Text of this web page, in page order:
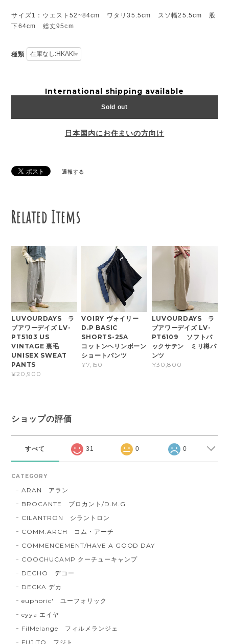
サイズ1：ウエスト52~84cm ワタリ35.5cm スソ幅25.5cm 股
下64cm 総丈95cm
種類
International shipping available
Sold out
日本国内にお住まいの方向け
通報する
Related Items
LUVOURDAYS ラ
ブアワーデイズ LV-
PT5103 US
VINTAGE 裏毛
UNISEX SWEAT
PANTS
¥20,900
VOIRY ヴォイリー
D.P BASIC
SHORTS-25A
コットンヘリンボーン
ショートパンツ
¥7,150
LUVOURDAYS ラ
ブアワーデイズ LV-
PT6109 ソフトバ
ックサテン ミリ樽パ
ンツ
¥30,800
ショップの評価
すべて 31 0 0
CATEGORY
ARAN アラン
BROCANTE ブロカント/D.M.G
CILANTRON シラントロン
COMM.ARCH コム・アーチ
COMMENCEMENT/HAVE A GOOD DAY
COOCHUCAMP クーチューキャンプ
DECHO デコー
DECKA デカ
euphoric' ユーフォリック
eyya エイヤ
FilMelange フィルメランジェ
FUJITO フジト